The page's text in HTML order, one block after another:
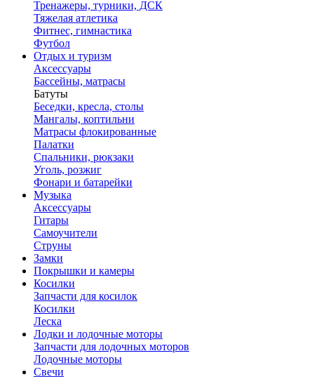
Тренажеры, турники, ДСК
Тяжелая атлетика
Фитнес, гимнастика
Футбол
Отдых и туризм
Аксессуары
Бассейны, матрасы
Батуты
Беседки, кресла, столы
Мангалы, коптильни
Матрасы флокированные
Палатки
Спальники, рюкзаки
Уголь, розжиг
Фонари и батарейки
Музыка
Аксессуары
Гитары
Самоучители
Струны
Замки
Покрышки и камеры
Косилки
Запчасти для косилок
Косилки
Леска
Лодки и лодочные моторы
Запчасти для лодочных моторов
Лодочные моторы
Свечи